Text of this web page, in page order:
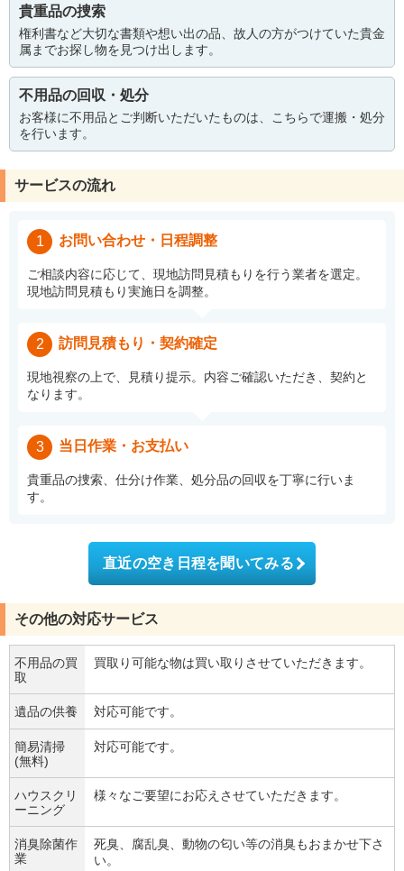
貴重品の捜索
権利書など大切な書類や想い出の品、故人の方がつけていた貴金
属までお探し物を見つけ出します。
不用品の回収・処分
お客様に不用品とご判断いただいたものは、こちらで運搬・処分
を行います。
サービスの流れ
1 お問い合わせ・日程調整
ご相談内容に応じて、現地訪問見積もりを行う業者を選定。
現地訪問見積もり実施日を調整。
2 訪問見積もり・契約確定
現地視察の上で、見積り提示。内容ご確認いただき、契約と
なります。
3 当日作業・お支払い
貴重品の捜索、仕分け作業、処分品の回収を丁寧に行いま
す。
直近の空き日程を聞いてみる
その他の対応サービス
不用品の買
取
買取り可能な物は買い取りさせていただきます。
遺品の供養 対応可能です。
簡易清掃
(無料)
対応可能です。
ハウスクリ
ーニング
様々なご要望にお応えさせていただきます。
消臭除菌作
業
死臭、腐乱臭、動物の匂い等の消臭もおまかせ下さ
い。